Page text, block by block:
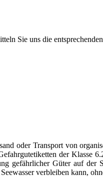
Sie uns die
oder Transport von
der Klasse
Güter auf der
verbleiben kann,